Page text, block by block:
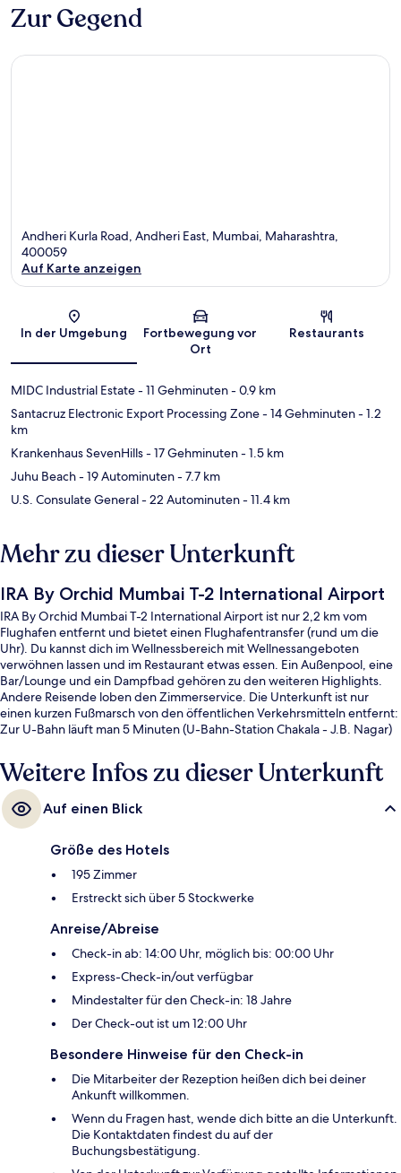
Zur Gegend
Andheri Kurla Road, Andheri East, Mumbai, Maharashtra,
400059
Auf Karte anzeigen
In der Umgebung
Fortbewegung vor
Ort
Restaurants
MIDC Industrial Estate- 11 Gehminuten- 0.9 km
Santacruz Electronic Export Processing Zone- 14 Gehminuten- 1.2
km
Krankenhaus SevenHills- 17 Gehminuten- 1.5 km
Juhu Beach- 19 Autominuten- 7.7 km
U.S. Consulate General- 22 Autominuten- 11.4 km
Mehr zu dieser Unterkunft
IRA By Orchid Mumbai T-2 International Airport
IRA By Orchid Mumbai T-2 International Airport ist nur 2,2 km vom
Flughafen entfernt und bietet einen Flughafentransfer (rund um die
Uhr). Du kannst dich im Wellnessbereich mit Wellnessangeboten
verwöhnen lassen und im Restaurant etwas essen. Ein Außenpool, eine
Bar/Lounge und ein Dampfbad gehören zu den weiteren Highlights.
Andere Reisende loben den Zimmerservice. Die Unterkunft ist nur
einen kurzen Fußmarsch von den öffentlichen Verkehrsmitteln entfernt:
Zur U-Bahn läuft man 5 Minuten (U-Bahn-Station Chakala - J.B. Nagar)
Weitere Infos zu dieser Unterkunft
Auf einen Blick
Größe des Hotels
195 Zimmer
Erstreckt sich über 5 Stockwerke
Anreise/Abreise
Check-in ab: 14:00 Uhr, möglich bis: 00:00 Uhr
Express-Check-in/out verfügbar
Mindestalter für den Check-in: 18 Jahre
Der Check-out ist um 12:00 Uhr
Besondere Hinweise für den Check-in
Die Mitarbeiter der Rezeption heißen dich bei deiner
Ankunft willkommen.
Wenn du Fragen hast, wende dich bitte an die Unterkunft.
Die Kontaktdaten findest du auf der
Buchungsbestätigung.